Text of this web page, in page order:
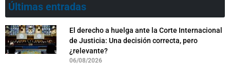
Últimas entradas
El derecho a huelga ante la Corte Internacional
de Justicia: Una decisión correcta, pero
¿relevante?
06/08/2026